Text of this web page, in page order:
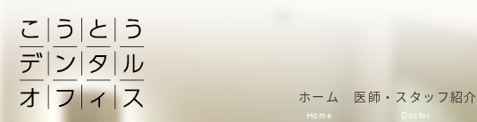
ホーム
Home
医師・スタッフ紹介
Doctor